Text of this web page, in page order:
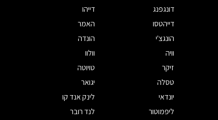
דונגפנג
דייהו
דייהטסו
האמר
הונגצ'י
הונדה
וויה
וולוו
זיקר
טויוטה
טסלה
יגואר
יונדאי
לינק אנד קו
ליפמוטור
לנד רובר